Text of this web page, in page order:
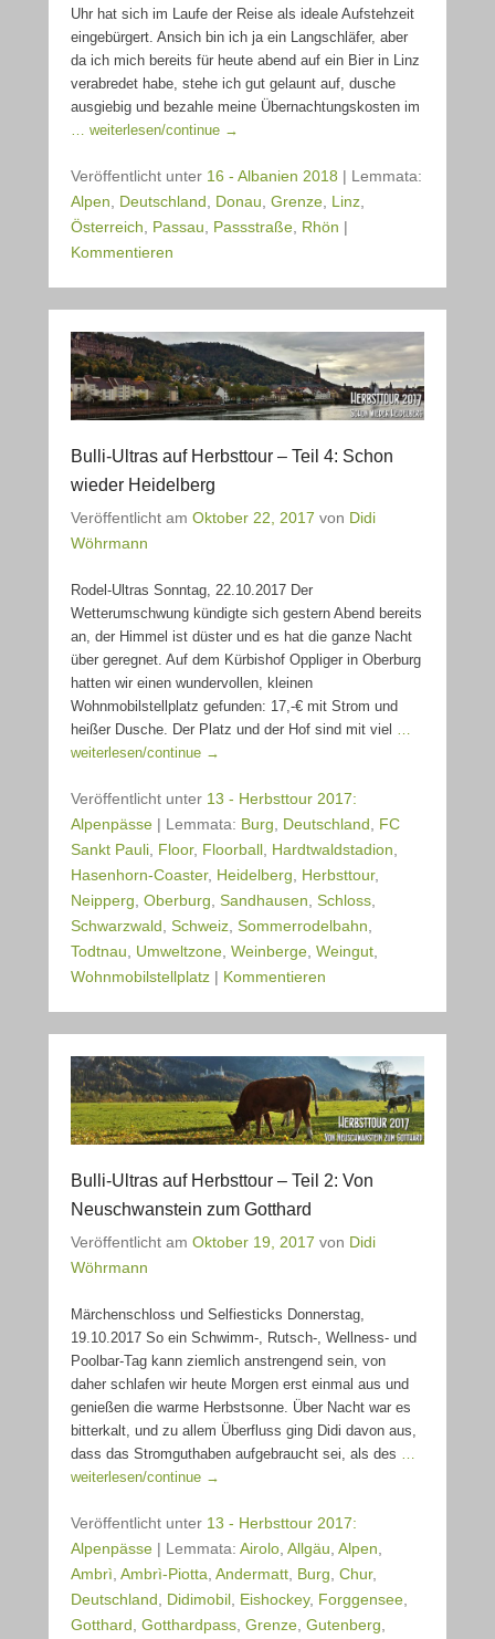
Uhr hat sich im Laufe der Reise als ideale Aufstehzeit
eingebürgert. Ansich bin ich ja ein Langschläfer, aber
da ich mich bereits für heute abend auf ein Bier in Linz
verabredet habe, stehe ich gut gelaunt auf, dusche
ausgiebig und bezahle meine Übernachtungskosten im
… weiterlesen/continue →
Veröffentlicht unter 16 - Albanien 2018 | Lemmata:
Alpen
Deutschland Donau Grenze Linz
Österreich
Passau Passstraße Rhön |
Kommentieren
Bulli-Ultras auf Herbsttour – Teil 4: Schon
wieder Heidelberg
Veröffentlicht am Oktober 22, 2017 von Didi
Wöhrmann
Rodel-Ultras Sonntag, 22.10.2017 Der
Wetterumschwung kündigte sich gestern Abend bereits
an, der Himmel ist düster und es hat die ganze Nacht
über geregnet. Auf dem Kürbishof Oppliger in Oberburg
hatten wir einen wundervollen, kleinen
Wohnmobilstellplatz gefunden: 17,-€ mit Strom und
heißer Dusche. Der Platz und der Hof sind mit viel
weiterlesen/continue →
Veröffentlicht unter 13 - Herbsttour 2017:
Alpenpässe | Lemmata: Burg Deutschland
FC
Sankt Pauli Floor, Floorball Hardtwaldstadion
Hasenhorn-Coaster, Heidelberg Herbsttour,
Neipperg Oberburg Sandhausen Schloss
Schwarzwald Schweiz Sommerrodelbahn
Todtnau
Umweltzone Weinberge Weingut
Wohnmobilstellplatz | Kommentieren
Bulli-Ultras auf Herbsttour – Teil 2: Von
Neuschwanstein zum Gotthard
Veröffentlicht am Oktober 19, 2017 von Didi
Wöhrmann
Märchenschloss und Selfiesticks Donnerstag,
19.10.2017 So ein Schwimm-, Rutsch-, Wellness- und
Poolbar-Tag kann ziemlich anstrengend sein, von
daher schlafen wir heute Morgen erst einmal aus und
genießen die warme Herbstsonne. Über Nacht war es
bitterkalt, und zu allem Überfluss ging Didi davon aus,
dass das Stromguthaben aufgebraucht sei, als des
weiterlesen/continue →
Veröffentlicht unter 13 - Herbsttour 2017:
Alpenpässe | Lemmata: Airolo Allgäu Alpen
Ambrì Ambrì-Piotta Andermatt Burg Chur,
Deutschland
Didimobil Eishockey, Forggensee
Gotthard Gotthardpass Grenze Gutenberg